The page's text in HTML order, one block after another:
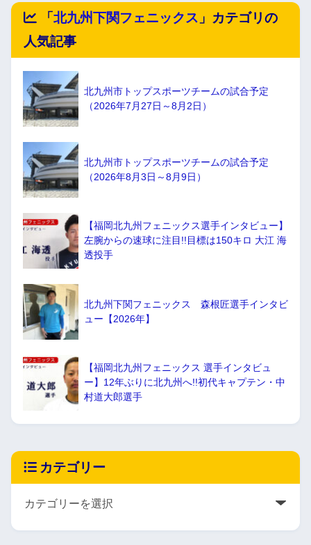
「 北九州下関フェニックス 」カテゴリの
人気記事
北九州市トップスポーツチームの試合予定
（2026年7月27日～8月2日）
北九州市トップスポーツチームの試合予定
（2026年8月3日～8月9日）
【福岡北九州フェニックス選手インタビュー】
左腕からの速球に注目!!目標は150キロ 大江 海
透投手
北九州下関フェニックス 森根匠選手インタビ
ュー【2026年】
【福岡北九州フェニックス 選手インタビュ
ー】12年ぶりに北九州へ!!初代キャプテン・中
村道大郎選手
カテゴリー